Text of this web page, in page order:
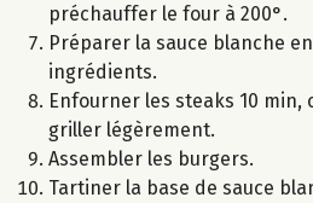
préchauffer le four à 200°.
Préparer la sauce blanche
ingrédients.
Enfourner les steaks 10 min,
griller légèrement.
Assembler les burgers.
Tartiner la base de sauce